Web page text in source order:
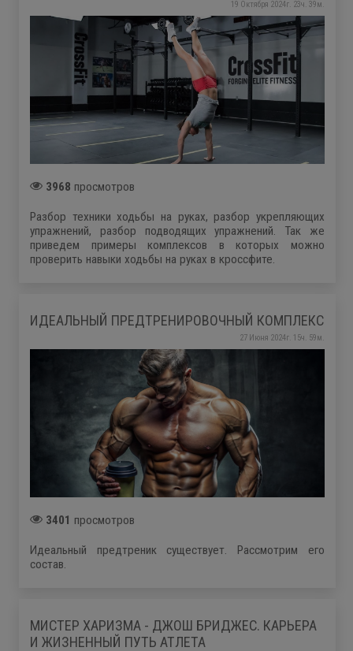
19 Октября 2024г. 23ч. 39м.
3968 просмотров
Разбор техники ходьбы на руках, разбор укрепляющих
упражнений, разбор подводящих упражнений. Так же
приведем примеры комплексов в которых можно
проверить навыки ходьбы на руках в кроссфите.
ИДЕАЛЬНЫЙ ПРЕДТРЕНИРОВОЧНЫЙ КОМПЛЕКС
27 Июня 2024г. 15ч. 59м.
3401 просмотров
Идеальный предтреник существует. Рассмотрим его
состав.
МИСТЕР ХАРИЗМА - ДЖОШ БРИДЖЕС. КАРЬЕРА
И ЖИЗНЕННЫЙ ПУТЬ АТЛЕТА